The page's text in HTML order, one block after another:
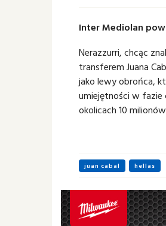
Inter Mediolan
Nerazzurri, chcąc
transferem Juana
jako lewy obrońca,
umiejętności w fazie
okolicach 10
juan cabal hellas